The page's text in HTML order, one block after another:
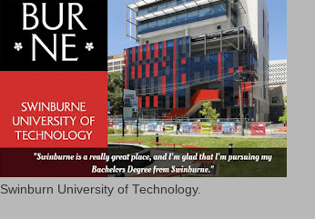
Swinburn University of Technology.